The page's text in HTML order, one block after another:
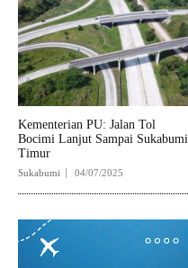
Kementerian PU: Jalan Tol
Bocimi Lanjut Sampai Sukabumi
Timur
Sukabumi 04/07/2025